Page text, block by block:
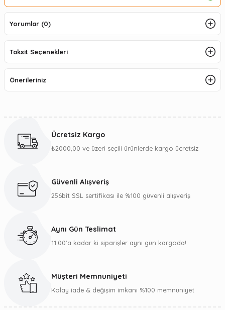
Yorumlar (0)
Taksit Seçenekleri
Önerileriniz
Ücretsiz Kargo
₺2000,00 ve üzeri seçili ürünlerde kargo ücretsiz
Güvenli Alışveriş
256bit SSL sertifikası ile %100 güvenli alışveriş
Aynı Gün Teslimat
11:00’a kadar ki siparişler aynı gün kargoda!
Müşteri Memnuniyeti
Kolay iade & değişim imkanı %100 memnuniyet